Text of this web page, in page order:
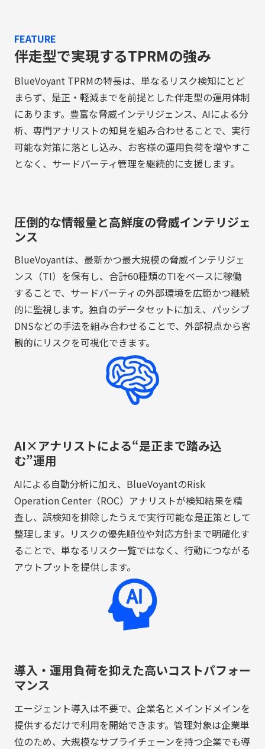
FEATURE
伴走型で実現するTPRMの強み
BlueVoyant TPRMの特長は、単なるリスク検知にとど
まらず、是正・軽減までを前提とした伴走型の運用体制
にあります。豊富な脅威インテリジェンス、AIによる分
析、専門アナリストの知見を組み合わせることで、実行
可能な対策に落とし込み、お客様の運用負荷を増やすこ
となく、サードパーティ管理を継続的に支援します。
圧倒的な情報量と高鮮度の脅威インテリジェ
ンス
BlueVoyantは、最新かつ最大規模の脅威インテリジェ
ンス（TI）を保有し、合計60種類のTIをベースに稼働
することで、サードパーティの外部環境を広範かつ継続
的に監視します。独自のデータセットに加え、パッシブ
DNSなどの手法を組み合わせることで、外部視点から客
観的にリスクを可視化できます。
AI×アナリストによる“是正まで踏み込
む”運用
AIによる自動分析に加え、BlueVoyantのRisk
Operation Center（ROC）アナリストが検知結果を精
査し、誤検知を排除したうえで実行可能な是正策として
整理します。リスクの優先順位や対応方針まで明確化す
ることで、単なるリスク一覧ではなく、行動につながる
アウトプットを提供します。
導入・運用負荷を抑えた高いコストパフォー
マンス
エージェント導入は不要で、企業名とメインドメインを
提供するだけで利用を開始できます。管理対象は企業単
位のため、大規模なサプライチェーンを持つ企業でも導